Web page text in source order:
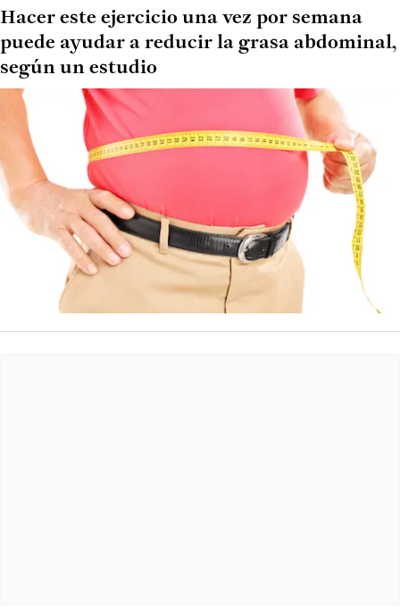
Hacer este ejercicio una vez por semana
puede ayudar a reducir la grasa abdominal,
según un estudio